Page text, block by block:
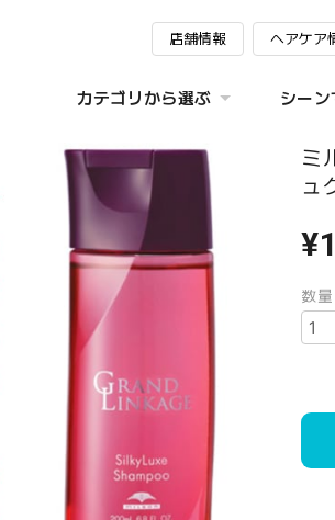
店舗情報 ヘアケア
カテゴリから選ぶ シー
ミ
ュ
数量